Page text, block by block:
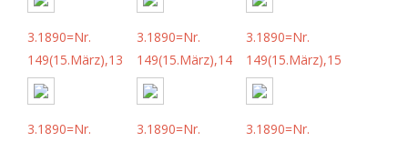
3.1890=Nr.
149(15.März),13
3.1890=Nr.
149(15.März),14
3.1890=Nr.
149(15.März),15
3.1890=Nr.
3.1890=Nr.
3.1890=Nr.